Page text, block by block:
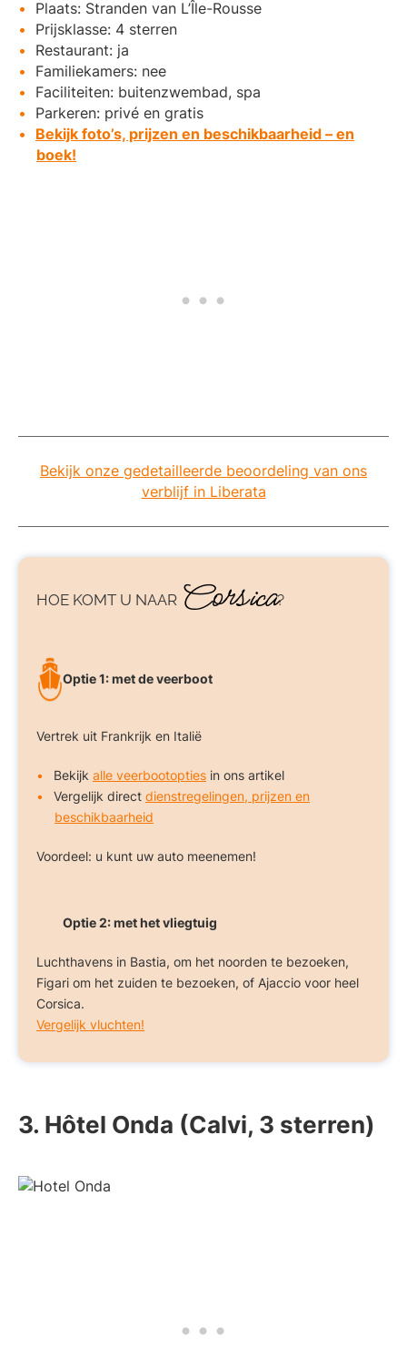
Plaats: Stranden van L’Île-Rousse
Prijsklasse: 4 sterren
Restaurant: ja
Familiekamers: nee
Faciliteiten: buitenzwembad, spa
Parkeren: privé en gratis
Bekijk foto’s, prijzen en beschikbaarheid – en
boek!
Bekijk onze gedetailleerde beoordeling van ons
verblijf in Liberata
HOE KOMT U NAAR Corsica?
Optie 1: met de veerboot
Vertrek uit Frankrijk en Italië
Bekijk alle veerbootopties in ons artikel
Vergelijk direct dienstregelingen, prijzen en
beschikbaarheid
Voordeel: u kunt uw auto meenemen!
Optie 2: met het vliegtuig
Luchthavens in Bastia, om het noorden te bezoeken,
Figari om het zuiden te bezoeken, of Ajaccio voor heel
Corsica.
Vergelijk vluchten!
3. Hôtel Onda (Calvi, 3 sterren)